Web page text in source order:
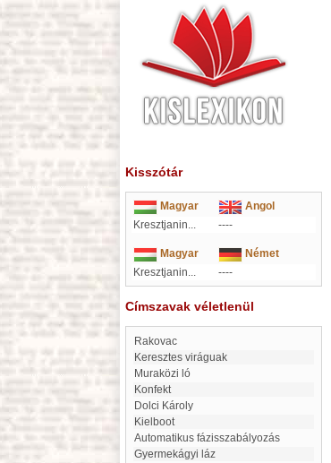
Kisszótár
Magyar
Angol
Kresztjanin...
----
Magyar
Német
Kresztjanin...
----
Címszavak véletlenül
Rakovac
Keresztes viráguak
Muraközi ló
Konfekt
Dolci Károly
kielboot
Automatikus fázisszabályozás
Gyermekágyi láz